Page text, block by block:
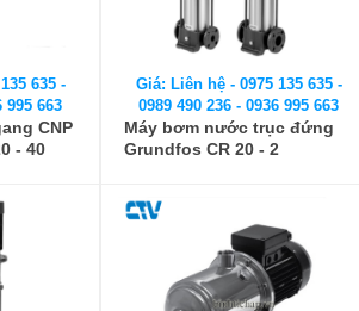
635 -
995 663
CNP
- 40
Giá: Liên hệ - 0975 135 635 -
0989 490 236 - 0936 995 663
Máy bơm nước trục đứng
Grundfos CR 20 - 2